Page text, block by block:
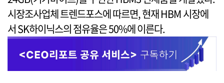
시장조사업체 트렌드포스에 따르면, 현재 HBM 시장에
서 SK하이닉스의 점유율은 50%에 이른다.